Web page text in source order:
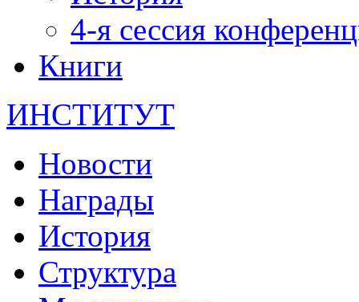
4-я сессия
Книги
ИНСТИТУТ
Новости
Награды
История
Структура